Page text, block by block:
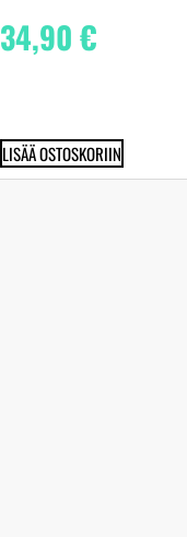
34,90€
LISÄÄ OSTOSKORIIN